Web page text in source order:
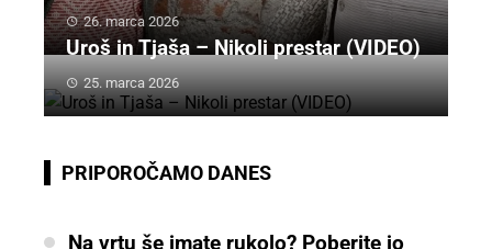
26. marca 2026
Uroš in Tjaša – Nikoli prestar (VIDEO)
25. marca 2026
PRIPOROČAMO DANES
Na vrtu še imate rukolo? Poberite jo